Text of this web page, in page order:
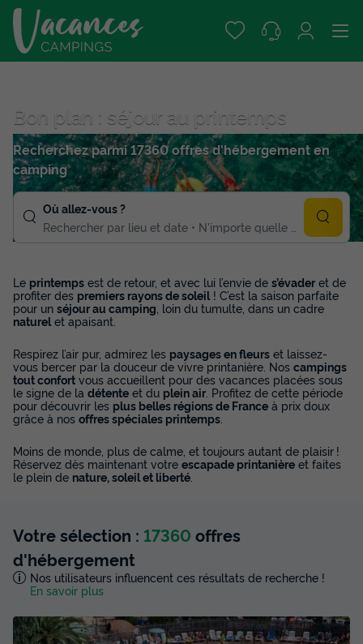
Bon plan : séjour au printemps
Recherchez parmi 17360 offres d'hébergement en
camping
Où allez-vous ?
Rechercher par lieu et date
N'importe quelle duree
Le printemps est de retour, et avec lui l’envie de s’évader et de
profiter des premiers rayons de soleil! C’est la saison parfaite
pour un séjour au camping , loin du tumulte, dans un cadre
naturelet apaisant.
Respirez l’air pur, admirez les paysages en fleurs et laissez-
vous bercer par la douceur de vivre printanière. Nos campings
tout confort vous accueillent pour des vacances placées sous
le signe de la détente et du plein air . Profitez de cette période
pour découvrir les plus belles régions de France à prix doux
grâce à nos offres spéciales printemps
Moins de monde, plus de calme, et toujours autant de plaisir !
Réservez dès maintenant votre escapade printanière et faites
le plein de nature, soleil et liberté
Votre sélection : 17360 offres
d'hébergement
Nos utilisateurs influencent ces résultats de recherche !
En savoir plus